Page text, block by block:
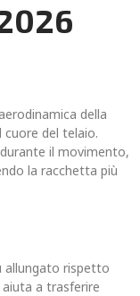
della
del telaio.
il movimento,
la racchetta più
allungato rispetto
a trasferire